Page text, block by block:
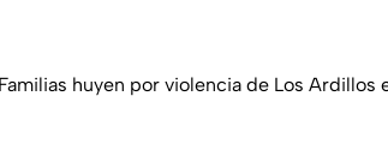
huyen por violencia de Los Ardillos